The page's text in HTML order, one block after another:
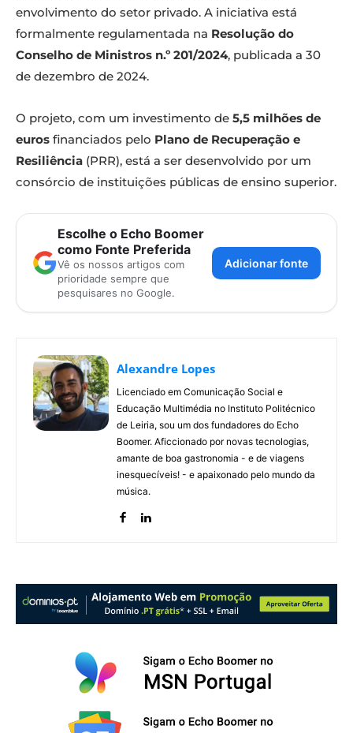
envolvimento do setor privado. A iniciativa está
formalmente regulamentada na Resolução do
Conselho de Ministros n.º 201/2024, publicada a 30
de dezembro de 2024.
O projeto, com um investimento de 5,5 milhões de
euros financiados pelo Plano de Recuperação e
Resiliência (PRR), está a ser desenvolvido por um
consórcio de instituições públicas de ensino superior.
Escolhe o Echo Boomer
como Fonte Preferida
Vê os nossos artigos com
prioridade sempre que
pesquisares no Google.
Adicionar fonte
Alexandre Lopes
Licenciado em Comunicação Social e
Educação Multimédia no Instituto Politécnico
de Leiria, sou um dos fundadores do Echo
Boomer. Aficcionado por novas tecnologias,
amante de boa gastronomia - e de viagens
inesquecíveis! - e apaixonado pelo mundo da
música.